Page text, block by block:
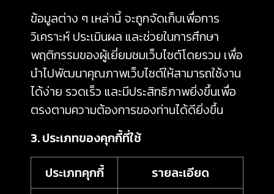
ข้อมูลต่าง ๆ เหล่านี้ จะถูกจัดเก็บเพื่อการ
วิเคราะห์ ประเมินผล และช่วยในการศึกษา
พฤติกรรมของผู้เยี่ยมชมเว็บไซต์โดยรวม เพื่อ
นำไปพัฒนาคุณภาพเว็บไซต์ให้สามารถใช้งาน
ได้ง่าย รวดเร็ว และมีประสิทธิภาพยิ่งขึ้นเพื่อ
ตรงตามความต้องการของท่านได้ดียิ่งขึ้น
3. ประเภทของคุกกี้ที่ใช้
ประเภทคุกกี้
รายละเอียด